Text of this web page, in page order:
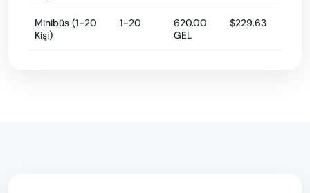
Minibüs (1-20
Kişi)
1-20
620.00
GEL
$229.63